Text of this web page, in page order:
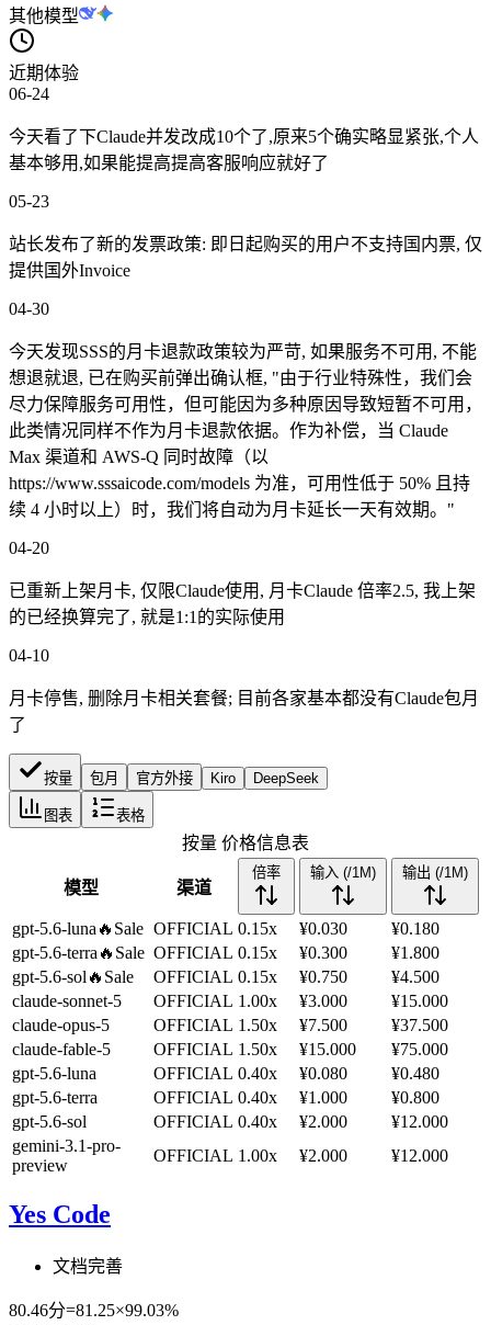
其他模型
近期体验
06-24
今天看了下Claude并发改成10个了,原来5个确实略显紧张,个人
基本够用,如果能提高提高客服响应就好了
05-23
站长发布了新的发票政策: 即日起购买的用户不支持国内票, 仅
提供国外Invoice
04-30
今天发现SSS的月卡退款政策较为严苛, 如果服务不可用, 不能
想退就退, 已在购买前弹出确认框, "由于行业特殊性，我们会
尽力保障服务可用性，但可能因为多种原因导致短暂不可用，
此类情况同样不作为月卡退款依据。作为补偿，当 Claude
Max 渠道和 AWS-Q 同时故障（以
https://www.sssaicode.com/models 为准，可用性低于 50% 且持
续 4 小时以上）时，我们将自动为月卡延长一天有效期。"
04-20
已重新上架月卡, 仅限Claude使用, 月卡Claude 倍率2.5, 我上架
的已经换算完了, 就是1:1的实际使用
04-10
月卡停售, 删除月卡相关套餐; 目前各家基本都没有Claude包月
了
按量 包月 官方外接 Kiro DeepSeek
图表 表格
按量 价格信息表
模型 渠道
倍率 输入 (/1M) 输出 (/1M)
gpt-5.6-luna 🔥Sale OFFICIAL 0.15x ¥0.030
¥0.180
gpt-5.6-terra 🔥Sale OFFICIAL 0.15x ¥0.300
¥1.800
gpt-5.6-sol 🔥Sale OFFICIAL 0.15x ¥0.750
¥4.500
claude-sonnet-5
OFFICIAL 1.00x ¥3.000
¥15.000
claude-opus-5
OFFICIAL 1.50x ¥7.500
¥37.500
claude-fable-5
OFFICIAL 1.50x ¥15.000
¥75.000
gpt-5.6-luna
OFFICIAL 0.40x ¥0.080
¥0.480
gpt-5.6-terra
OFFICIAL 0.40x ¥1.000
¥0.800
gpt-5.6-sol
OFFICIAL 0.40x ¥2.000
¥12.000
gemini-3.1-pro-
preview
OFFICIAL 1.00x ¥2.000 ¥12.000
Yes Code
文档完善
80.46分=81.25×99.03%